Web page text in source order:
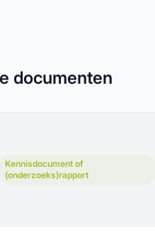
documenten
Kennisdocument of
(onderzoeks)rapport